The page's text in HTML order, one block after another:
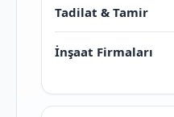
Tadilat & Tamir
İnşaat Firmaları